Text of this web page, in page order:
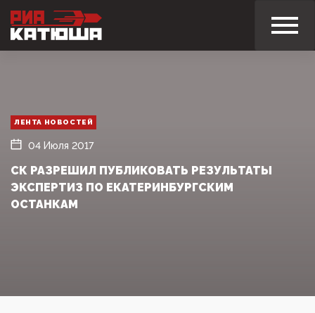
ЛЕНТА НОВОСТЕЙ
04 Июля 2017
СК РАЗРЕШИЛ ПУБЛИКОВАТЬ РЕЗУЛЬТАТЫ
ЭКСПЕРТИЗ ПО ЕКАТЕРИНБУРГСКИМ
ОСТАНКАМ